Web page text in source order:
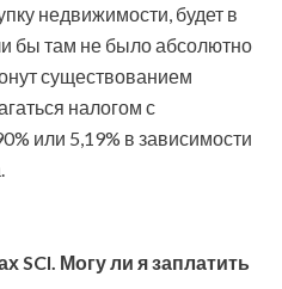
недвижимости, будет в
бы там не было абсолютно
существованием
налогом с
или 5,19% в зависимости
SCI. Могу ли я заплатить